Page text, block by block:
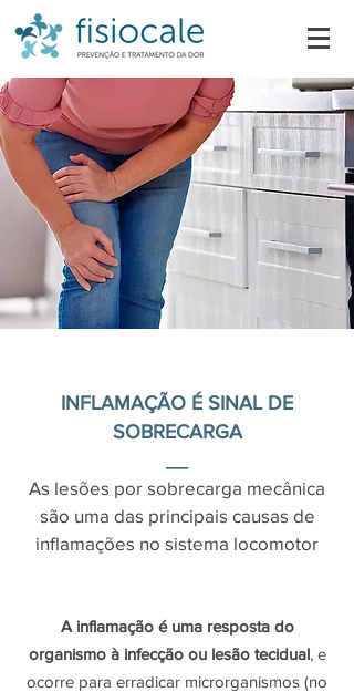
A inflamação é uma resposta do
organismo à infecção ou lesão tecidual, e
ocorre para erradicar microrganismos (no
INFLAMAÇÃO É SINAL DE
SOBRECARGA
As lesões por sobrecarga mecânica
são uma das principais causas de
inflamações no sistema locomotor